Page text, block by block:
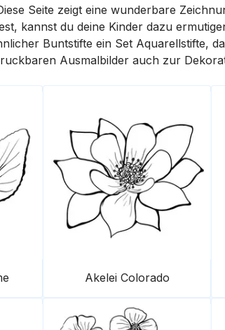
Seite zeigt eine wunderbare
kannst du deine Kinder dazu
Buntstifte ein Set Aquarellstifte, da
Ausmalbilder auch zur
Akelei Colorado